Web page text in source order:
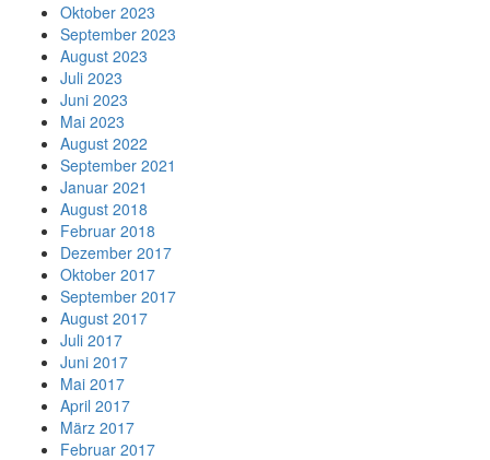
Oktober 2023
September 2023
August 2023
Juli 2023
Juni 2023
Mai 2023
August 2022
September 2021
Januar 2021
August 2018
Februar 2018
Dezember 2017
Oktober 2017
September 2017
August 2017
Juli 2017
Juni 2017
Mai 2017
April 2017
März 2017
Februar 2017